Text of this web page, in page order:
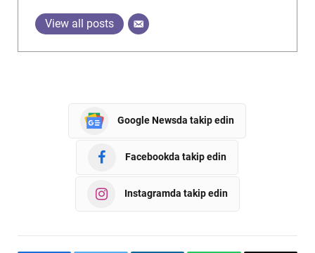
View all posts
Google Newsda takip edin
Facebookda takip edin
Instagramda takip edin